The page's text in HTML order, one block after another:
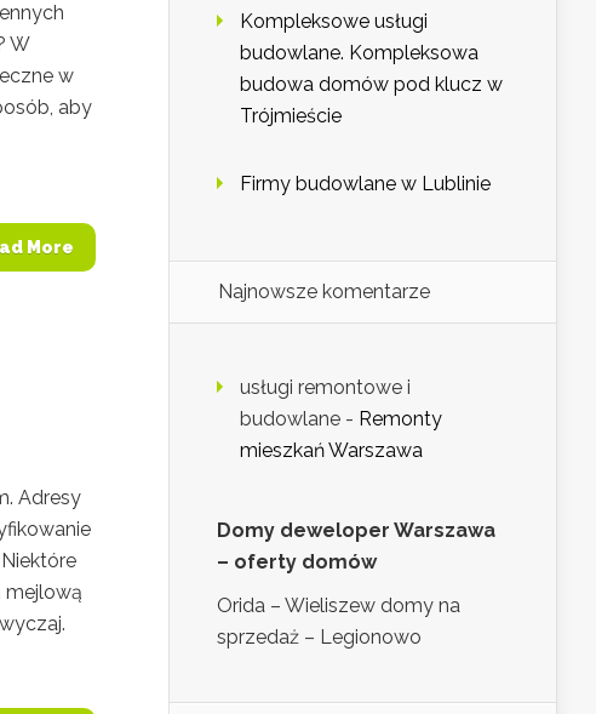
W
w
aby
More
Adresy
mejlową
Kompleksowe usługi
budowlane. Kompleksowa
budowa domów pod klucz w
Trójmieście
Firmy budowlane w Lublinie
Najnowsze komentarze
usługi remontowe i
budowlane - Remonty
mieszkań Warszawa
Domy deweloper Warszawa
– oferty domów
Orida – Wieliszew domy na
sprzedaż – Legionowo